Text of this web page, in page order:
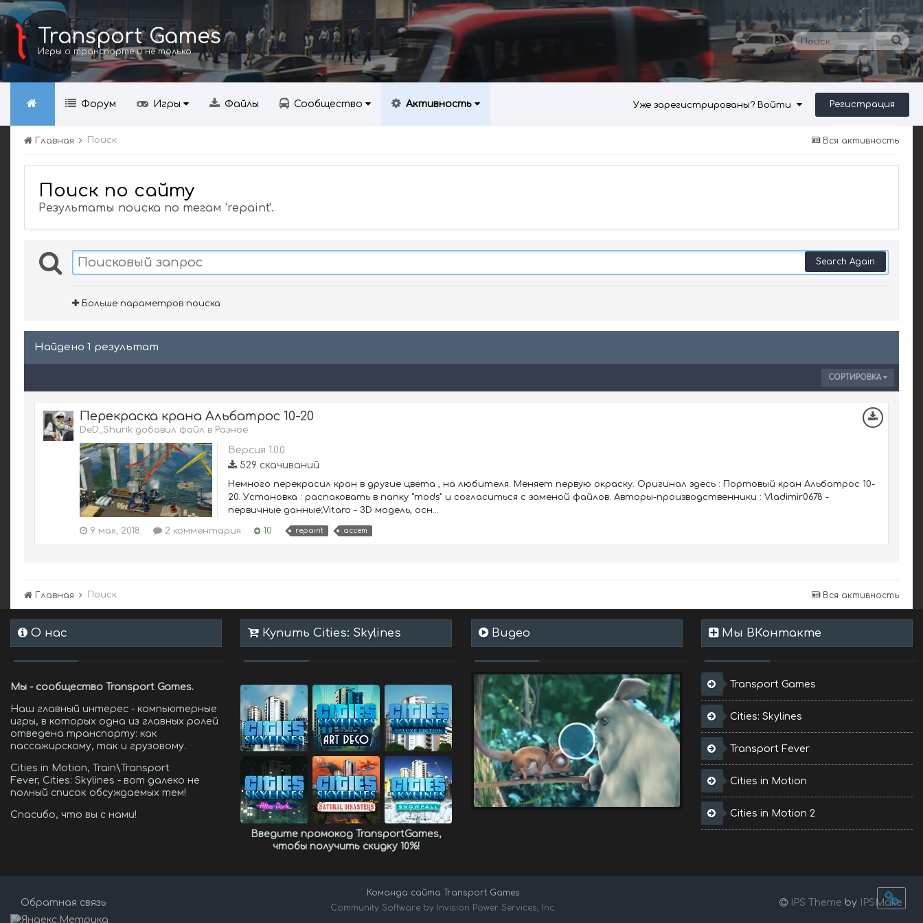
Transport Games
Игры о транспорте и не только
Уже зарегистрированы? Войти Регистрация
Форум Игры Файлы Сообщество Активность
Вся активность
Главная Поиск
Поиск по сайту
Результаты поиска по тегам 'repaint'.
Search Again
Больше параметров поиска
Найдено 1 результат
СОРТИРОВКА
Перекраска крана Альбатрос 10-20
DeD_Shurik добавил файл в Разное
Версия 1.0.0
529 скачиваний
Немного перекрасил кран в другие цвета , на любителя. Меняет первую окраску. Оригинал здесь : Портовый кран Альбатрос 10-
20. Установка : распаковать в папку "mods" и согласиться с заменой файлов. Авторы-производственники : Vladimir0678 -
первичные данные;Vitaro - 3D модель, осн...
9 мая, 2018 2 комментария 10 repaint ассет
Вся активность
Главная Поиск
О нас
Мы - сообщество Transport Games.
Наш главный интерес - компьютерные
игры, в которых одна из главных ролей
отведена транспорту: как
пассажирскому, так и грузовому.
Cities in Motion, Train\Transport
Fever, Cities: Skylines - вот далеко не
полный список обсуждаемых тем!
Спасибо, что вы с нами!
Купить Cities: Skylines
Введите промокод TransportGames,
чтобы получить скидку 10%!
Видео Мы ВКонтакте
Transport Games
Cities: Skylines
Transport Fever
Cities in Motion
Cities in Motion 2
IPS Theme by IPSMake
Обратная связь
Команда сайта Transport Games
Community Software by Invision Power Services, Inc.